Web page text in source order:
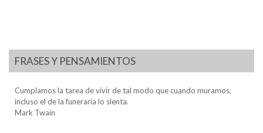
FRASES Y PENSAMIENTOS
Cumplamos la tarea de vivir de tal modo que cuando muramos,
incluso el de la funeraria lo sienta.
Mark Twain